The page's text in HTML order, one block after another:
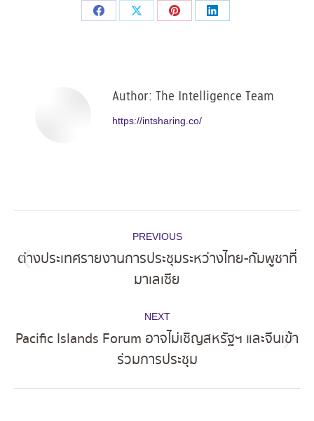
Share
Share
Share
Share
Author: The Intelligence Team
https://intsharing.co/
navigation
PREVIOUS
Previous
post:
ต่างประเทศรายงานการประชุมระหว่างไทย-กัมพูชาที่
มาเลเซีย
NEXT
post:
Pacific Islands Forum อาจไม่เชิญสหรัฐฯ และจีนเข้า
ร่วมการประชุม